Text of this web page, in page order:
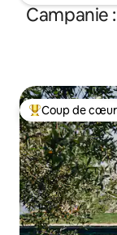
Campanie
Coups de cœur
Coup de